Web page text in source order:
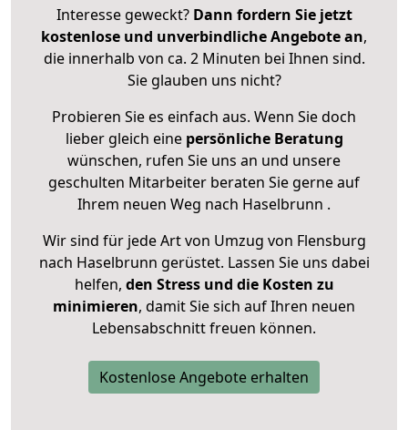
Interesse geweckt? Dann fordern Sie jetzt
kostenlose und unverbindliche Angebote an,
die innerhalb von ca. 2 Minuten bei Ihnen sind.
Sie glauben uns nicht?
Probieren Sie es einfach aus. Wenn Sie doch
lieber gleich eine persönliche Beratung
wünschen, rufen Sie uns an und unsere
geschulten Mitarbeiter beraten Sie gerne auf
Ihrem neuen Weg nach Haselbrunn .
Wir sind für jede Art von Umzug von Flensburg
nach Haselbrunn gerüstet. Lassen Sie uns dabei
helfen, den Stress und die Kosten zu
minimieren, damit Sie sich auf Ihren neuen
Lebensabschnitt freuen können.
Kostenlose Angebote erhalten